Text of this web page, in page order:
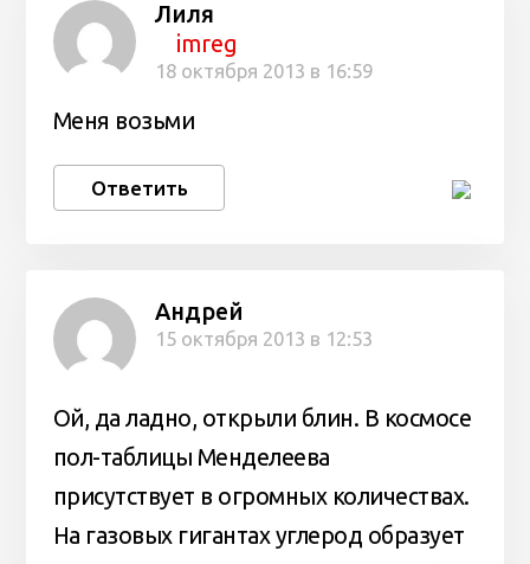
Лиля
imreg
18 октября 2013 в 16:59
Меня возьми
Ответить
Андрей
15 октября 2013 в 12:53
Ой, да ладно, открыли блин. В космосе
пол-таблицы Менделеева
присутствует в огромных количествах.
На газовых гигантах углерод образует